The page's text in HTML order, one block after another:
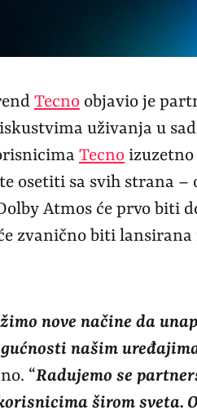
Tecno objavio je
uživanja u
Tecno
osetiti sa svih strana
Atmos će prvo biti
zvanično biti
nove načine da
našim
“Radujemo se
širom sveta.